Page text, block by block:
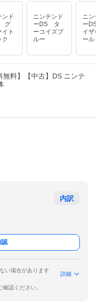
ンド
グ
イト
ク
ニンテンド
ーDS タ
ーコイズブ
ルー
ニン
ー
イザ
ール
無料】【中古】DS ニンテ
内訳
認
い場合があります
詳細
認ください。